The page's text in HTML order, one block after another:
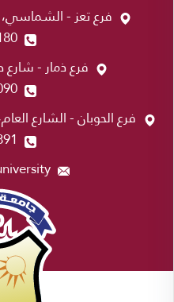
فرع تعز - الشماسي،
فرع ذمار - شارع
فرع الحوبان - الشارع